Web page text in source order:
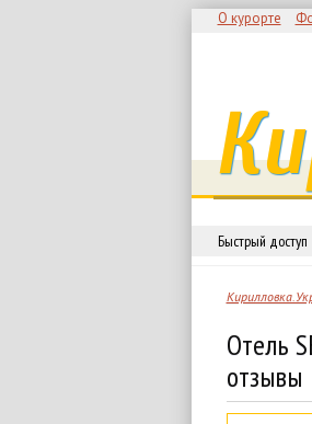
О курорте
Быстрый
Отель
отзывы